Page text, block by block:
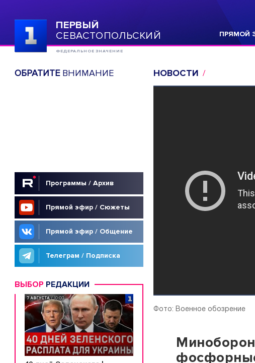
ПЕРВЫЙ
СЕВАСТОПОЛЬСКИЙ
ФЕДЕРАЛЬНОЕ ЗНАЧЕНИЕ
ПРЯМОЙ
ОБРАТИТЕВНИМАНИЕ
Программы / Архив
Прямой эфир / Сюжеты
Прямой эфир / Общение
Телеграм / Подписка
ВЫБОР РЕДАКЦИИ
НОВОСТИ
Фото: Военное обозрение